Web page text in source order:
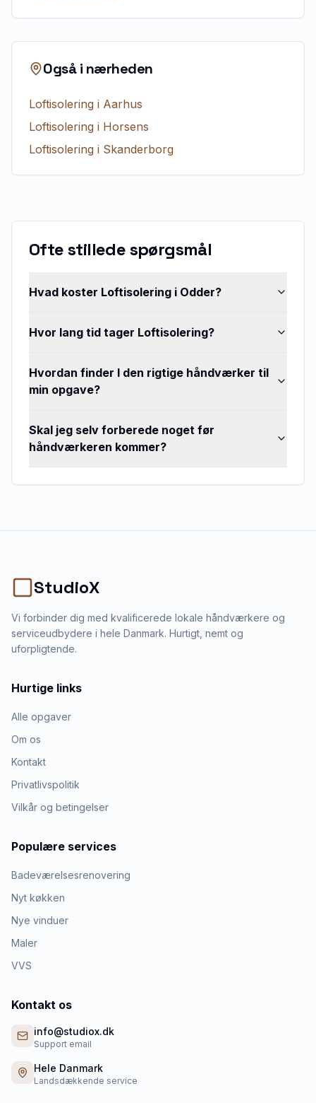
Også i nærheden
Loftisolering i Aarhus
Loftisolering i Horsens
Loftisolering i Skanderborg
Ofte stillede spørgsmål
Hvad koster Loftisolering i Odder?
Hvor lang tid tager Loftisolering?
Hvordan finder I den rigtige håndværker til
min opgave?
Skal jeg selv forberede noget før
håndværkeren kommer?
StudioX
Vi forbinder dig med kvalificerede lokale håndværkere og
serviceudbydere i hele Danmark. Hurtigt, nemt og
uforpligtende.
Hurtige links
Alle opgaver
Om os
Kontakt
Privatlivspolitik
Vilkår og betingelser
Populære services
Badeværelsesrenovering
Nyt køkken
Nye vinduer
Maler
VVS
Kontakt os
info@studiox.dk
Support email
Hele Danmark
Landsdækkende service